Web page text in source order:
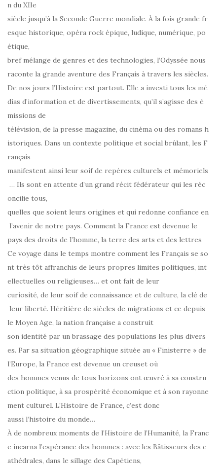
n du XIIe
siècle jusqu’à la Seconde Guerre mondiale. À la fois grande fr
esque historique, opéra rock épique, ludique, numérique, po
étique,
bref mélange de genres et des technologies, l’Odyssée nous
raconte la grande aventure des Français à travers les siècles.
De nos jours l’Histoire est partout. Elle a investi tous les mé
dias d’information et de divertissements, qu’il s’agisse des é
missions de
télévision, de la presse magazine, du cinéma ou des romans h
istoriques. Dans un contexte politique et social brûlant, les F
rançais
manifestent ainsi leur soif de repères culturels et mémoriels
… Ils sont en attente d’un grand récit fédérateur qui les réc
oncilie tous,
quelles que soient leurs origines et qui redonne confiance en
l’avenir de notre pays. Comment la France est devenue le
pays des droits de l’homme, la terre des arts et des lettres
Ce voyage dans le temps montre comment les Français se so
nt très tôt affranchis de leurs propres limites politiques, int
ellectuelles ou religieuses… et ont fait de leur
curiosité, de leur soif de connaissance et de culture, la clé de
leur liberté. Héritière de siècles de migrations et ce depuis
le Moyen Age, la nation française a construit
son identité par un brassage des populations les plus divers
es. Par sa situation géographique située au « Finisterre » de
l’Europe, la France est devenue un creuset où
des hommes venus de tous horizons ont œuvré à sa constru
ction politique, à sa prospérité économique et à son rayonne
ment culturel. L’Histoire de France, c’est donc
aussi l’histoire du monde…
À de nombreux moments de l’Histoire de l’Humanité, la Franc
e incarna l’espérance des hommes : avec les Bâtisseurs des c
athédrales, dans le sillage des Capétiens,